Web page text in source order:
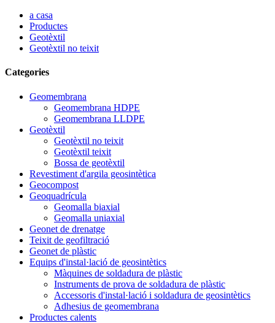
a casa
Productes
Geotèxtil
Geotèxtil no teixit
Categories
Geomembrana
Geomembrana HDPE
Geomembrana LLDPE
Geotèxtil
Geotèxtil no teixit
Geotèxtil teixit
Bossa de geotèxtil
Revestiment d'argila geosintètica
Geocompost
Geoquadrícula
Geomalla biaxial
Geomalla uniaxial
Geonet de drenatge
Teixit de geofiltració
Geonet de plàstic
Equips d'instal·lació de geosintètics
Màquines de soldadura de plàstic
Instruments de prova de soldadura de plàstic
Accessoris d'instal·lació i soldadura de geosintètics
Adhesius de geomembrana
Productes calents